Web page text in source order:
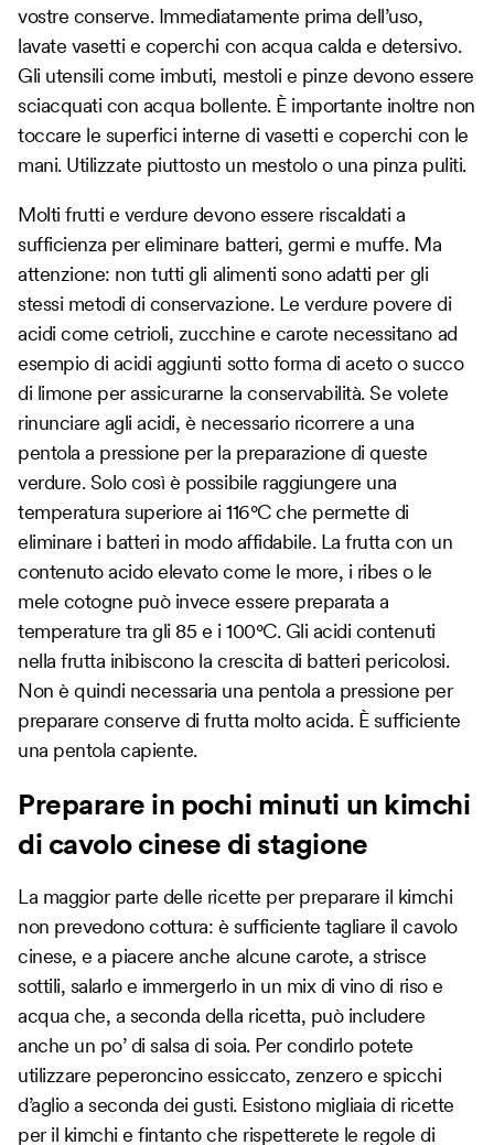
vostre conserve. Immediatamente prima dell’uso,
lavate vasetti e coperchi con acqua calda e detersivo.
Gli utensili come imbuti, mestoli e pinze devono essere
sciacquati con acqua bollente. È importante inoltre non
toccare le superfici interne di vasetti e coperchi con le
mani. Utilizzate piuttosto un mestolo o una pinza puliti.
Molti frutti e verdure devono essere riscaldati a
sufficienza per eliminare batteri, germi e muffe. Ma
attenzione: non tutti gli alimenti sono adatti per gli
stessi metodi di conservazione. Le verdure povere di
acidi come cetrioli, zucchine e carote necessitano ad
esempio di acidi aggiunti sotto forma di aceto o succo
di limone per assicurarne la conservabilità. Se volete
rinunciare agli acidi, è necessario ricorrere a una
pentola a pressione per la preparazione di queste
verdure. Solo così è possibile raggiungere una
temperatura superiore ai 116°C che permette di
eliminare i batteri in modo affidabile. La frutta con un
contenuto acido elevato come le more, i ribes o le
mele cotogne può invece essere preparata a
temperature tra gli 85 e i 100°C. Gli acidi contenuti
nella frutta inibiscono la crescita di batteri pericolosi.
Non è quindi necessaria una pentola a pressione per
preparare conserve di frutta molto acida. È sufficiente
una pentola capiente.
Preparare in pochi minuti un kimchi
di cavolo cinese di stagione
La maggior parte delle ricette per preparare il kimchi
non prevedono cottura: è sufficiente tagliare il cavolo
cinese, e a piacere anche alcune carote, a strisce
sottili, salarlo e immergerlo in un mix di vino di riso e
acqua che, a seconda della ricetta, può includere
anche un po’ di salsa di soia. Per condirlo potete
utilizzare peperoncino essiccato, zenzero e spicchi
d’aglio a seconda dei gusti. Esistono migliaia di ricette
per il kimchi e fintanto che rispetterete le regole di